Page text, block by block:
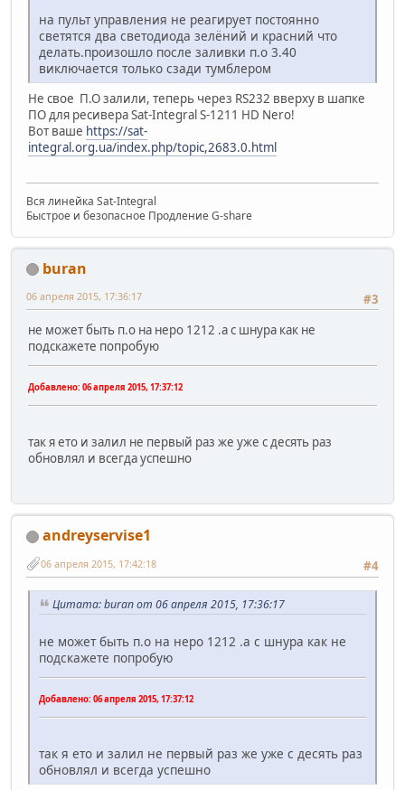
на пульт управления не реагирует постоянно
светятся два светодиода зелёний и красний что
делать.произошло после заливки п.о 3.40
виключается только сзади тумблером
Не свое П.О залили, теперь через RS232 вверху в шапке
ПО для ресивера Sat-Integral S-1211 HD Nero!
Вот ваше https://sat-
integral.org.ua/index.php/topic,2683.0.html
Вся линейка Sat-Integral
Быстрое и безопасное Продление G-share
buran
#3
06 апреля 2015, 17:36:17
не может быть п.о на неро 1212 .а с шнура как не
подскажете попробую
Добавлено: 06 апреля 2015, 17:37:12
так я ето и залил не первый раз же уже с десять раз
обновлял и всегда успешно
andreyservise1
#4
06 апреля 2015, 17:42:18
Цитата: buran от 06 апреля 2015, 17:36:17
не может быть п.о на неро 1212 .а с шнура как не
подскажете попробую
Добавлено: 06 апреля 2015, 17:37:12
так я ето и залил не первый раз же уже с десять раз
обновлял и всегда успешно